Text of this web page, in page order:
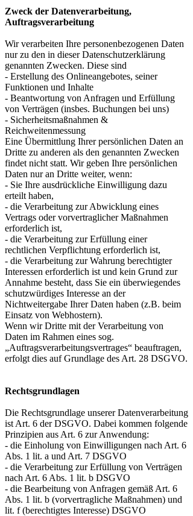
Zweck der Datenverarbeitung,
Auftragsverarbeitung
Wir verarbeiten Ihre personenbezogenen Daten
nur zu den in dieser Datenschutzerklärung
genannten Zwecken. Diese sind
- Erstellung des Onlineangebotes, seiner
Funktionen und Inhalte
- Beantwortung von Anfragen und Erfüllung
von Verträgen (insbes. Buchungen bei uns)
- Sicherheitsmaßnahmen &
Reichweitenmessung
Eine Übermittlung Ihrer persönlichen Daten an
Dritte zu anderen als den genannten Zwecken
findet nicht statt. Wir geben Ihre persönlichen
Daten nur an Dritte weiter, wenn:
- Sie Ihre ausdrückliche Einwilligung dazu
erteilt haben,
- die Verarbeitung zur Abwicklung eines
Vertrags oder vorvertraglicher Maßnahmen
erforderlich ist,
- die Verarbeitung zur Erfüllung einer
rechtlichen Verpflichtung erforderlich ist,
- die Verarbeitung zur Wahrung berechtigter
Interessen erforderlich ist und kein Grund zur
Annahme besteht, dass Sie ein überwiegendes
schutzwürdiges Interesse an der
Nichtweitergabe Ihrer Daten haben (z.B. beim
Einsatz von Webhostern).
Wenn wir Dritte mit der Verarbeitung von
Daten im Rahmen eines sog.
„Auftragsverarbeitungsvertrages“ beauftragen,
erfolgt dies auf Grundlage des Art. 28 DSGVO.
Rechtsgrundlagen
Die Rechtsgrundlage unserer Datenverarbeitung
ist Art. 6 der DSGVO. Dabei kommen folgende
Prinzipien aus Art. 6 zur Anwendung:
- die Einholung von Einwilligungen nach Art. 6
Abs. 1 lit. a und Art. 7 DSGVO
- die Verarbeitung zur Erfüllung von Verträgen
nach Art. 6 Abs. 1 lit. b DSGVO
- die Bearbeitung von Anfragen gemäß Art. 6
Abs. 1 lit. b (vorvertragliche Maßnahmen) und
lit. f (berechtigtes Interesse) DSGVO